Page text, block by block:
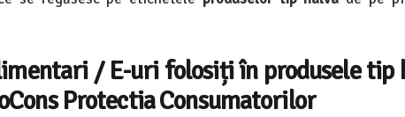
/ E-uri folosiți în produsele tip
Protectia Consumatorilor